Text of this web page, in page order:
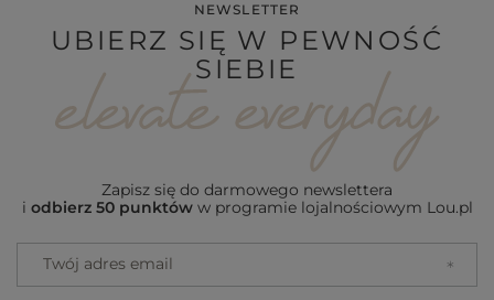
NEWSLETTER
UBIERZ SIĘ W PEWNOŚĆ
SIEBIE
Zapisz się do darmowego newslettera
i odbierz 50 punktóww programie lojalnościowym Lou.pl
Twój adres email